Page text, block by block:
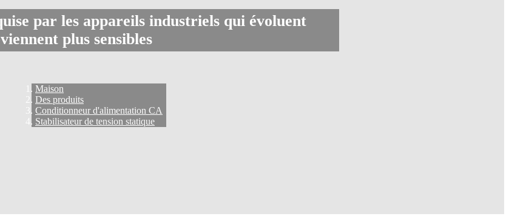
par les appareils industriels qui évoluent
plus sensibles
Maison
Des produits
Conditionneur d'alimentation CA
Stabilisateur de tension statique